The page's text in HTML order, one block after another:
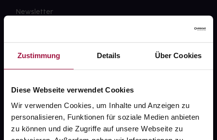
Zustimmung Details Über Cookies
Diese Webseite verwendet Cookies
Wir verwenden Cookies, um Inhalte und Anzeigen zu
personalisieren, Funktionen für soziale Medien anbieten
zu können und die Zugriffe auf unsere Webseite zu
Newsletter
Datenschutz
AGB
Impressum